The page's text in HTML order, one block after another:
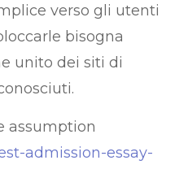
verso gli utenti
bisogna
unito dei siti di
assumption
admission-essay-